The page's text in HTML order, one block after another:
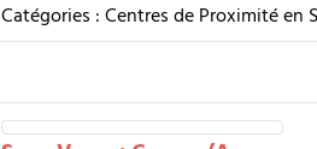
Catégories :Centres de Proximité en